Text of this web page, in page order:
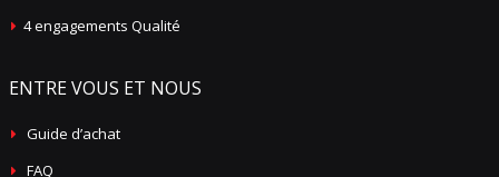
4 engagements Qualité
ENTRE VOUS ET NOUS
Guide d’achat
FAQ